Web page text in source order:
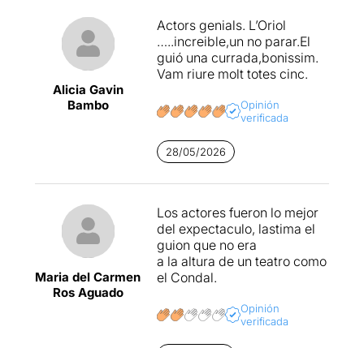
Alicia Gavin
Bambo
Actors genials. L’Oriol
…..increible,un no parar.El
guió una currada,bonissim.
Vam riure molt totes cinc.
Opinión
verificada
28/05/2026
Maria del Carmen
Ros Aguado
Los actores fueron lo mejor
del expectaculo, lastima el
guion que no era
a la altura de un teatro como
el Condal.
Opinión
verificada